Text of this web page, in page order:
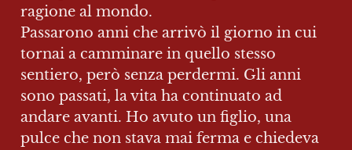
ragione al mondo.
Passarono anni che arrivò il giorno in cui
tornai a camminare in quello stesso
sentiero, però senza perdermi. Gli anni
sono passati, la vita ha continuato ad
andare avanti. Ho avuto un figlio, una
pulce che non stava mai ferma e chiedeva